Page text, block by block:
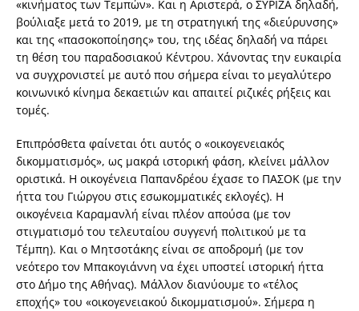
«κινήματος των Τεμπών». Και η Αριστερά, ο ΣΥΡΙΖΑ δηλαδή,
βούλιαξε μετά το 2019, με τη στρατηγική της «διεύρυνσης»
και της «πασοκοποίησης» του, της ιδέας δηλαδή να πάρει
τη θέση του παραδοσιακού Κέντρου. Χάνοντας την ευκαιρία
να συγχρονιστεί με αυτό που σήμερα είναι το μεγαλύτερο
κοινωνικό κίνημα δεκαετιών και απαιτεί ριζικές ρήξεις και
τομές.
Επιπρόσθετα φαίνεται ότι αυτός ο «οικογενειακός
δικομματισμός», ως μακρά ιστορική φάση, κλείνει μάλλον
οριστικά. Η οικογένεια Παπανδρέου έχασε το ΠΑΣΟΚ (με την
ήττα του Γιώργου στις εσωκομματικές εκλογές). Η
οικογένεια Καραμανλή είναι πλέον απούσα (με τον
στιγματισμό του τελευταίου συγγενή πολιτικού με τα
Τέμπη). Και ο Μητσοτάκης είναι σε αποδρομή (με τον
νεότερο τον Μπακογιάννη να έχει υποστεί ιστορική ήττα
στο Δήμο της Αθήνας). Μάλλον διανύουμε το «τέλος
εποχής» του «οικογενειακού δικομματισμού». Σήμερα η